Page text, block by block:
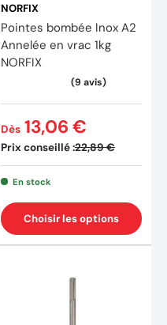
NORFIX
Pointes bombée Inox A2
Annelée en vrac 1kg
NORFIX
Prix conseillé :22,89 €
Dès 13,06 €
En stock
Choisir les options